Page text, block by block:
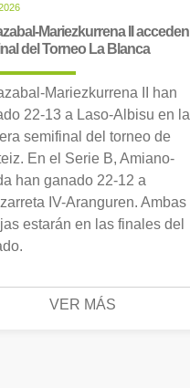
Mariezkurrena II acceden
del Torneo La Blanca
Mariezkurrena II han
22-13 a Laso-Albisu en la
semifinal del torneo de
En el Serie B, Amiano-
han ganado 22-12 a
IV-Aranguren. Ambas
estarán en las finales del
VER MÁS